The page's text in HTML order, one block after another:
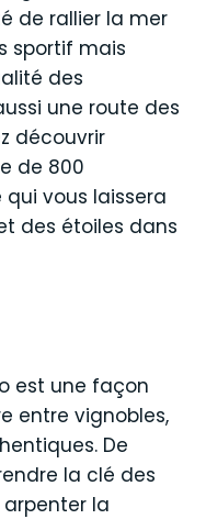
de rallier la mer
sportif mais
des
une route des
découvrir
de 800
vous laissera
des étoiles dans
est une façon
entre vignobles,
De
la clé des
la